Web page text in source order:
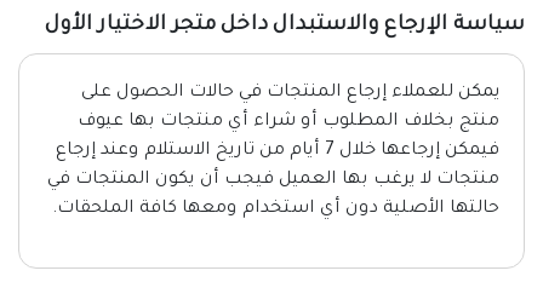
سياسة الإرجاع والاستبدال داخل متجر الاختيار الأول
يمكن للعملاء إرجاع المنتجات في حالات الحصول على
منتج بخلاف المطلوب أو شراء أي منتجات بها عيوف
فيمكن إرجاعها خلال 7 أيام من تاريخ الاستلام وعند إرجاع
منتجات لا يرغب بها العميل فيجب أن يكون المنتجات في
حالتها الأصلية دون أي استخدام ومعها كافة الملحقات.